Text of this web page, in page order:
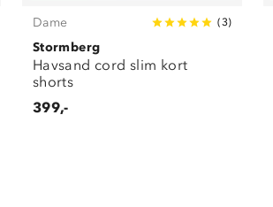
Dame (3)
Stormberg
Havsand cord slim kort
shorts
399,-